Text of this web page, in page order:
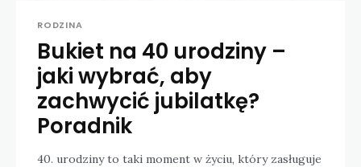
RODZINA
Bukiet na 40 urodziny –
jaki wybrać, aby
zachwycić jubilatkę?
Poradnik
40. urodziny to taki moment w życiu, który zasługuje